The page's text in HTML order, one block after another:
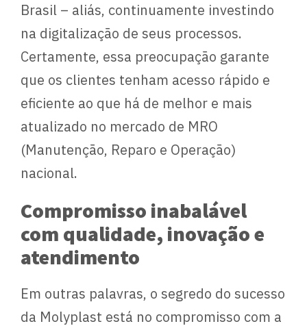
Brasil – aliás, continuamente investindo
na digitalização de seus processos.
Certamente, essa preocupação garante
que os clientes tenham acesso rápido e
eficiente ao que há de melhor e mais
atualizado no mercado de MRO
(Manutenção, Reparo e Operação)
nacional.
Compromisso inabalável
com qualidade, inovação e
atendimento
Em outras palavras, o segredo do sucesso
da Molyplast está no compromisso com a